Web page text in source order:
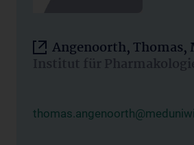
Angenoorth, Thomas,
Institut für